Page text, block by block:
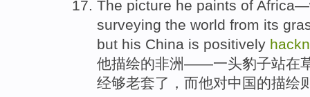
The picture he paints of Africa
surveying the world from its
but his China is positively
他描绘的非洲——一头豹子站在
经够老套了， 而他对中国的描绘